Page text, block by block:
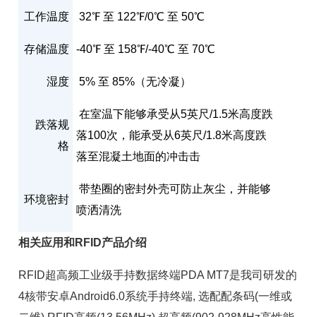
工作温度 32℉ 至 122℉/0℃ 至 50℃
存储温度 -40℉ 至 158℉/-40℃ 至 70℃
湿度 5% 至 85%（无冷凝）
跌落规
格
在室温下能够承受从5英尺/1.5米高度跌
落100次，能承受从6英尺/1.8米高度跌
落至混凝土地面的冲击击
环境密封
带垫圈的密封外壳可防止灰尘，并能够
喷洒清洗
相关应用和RFID产品介绍
RFID超高频工业级手持数据终端PDA MT7是我司研发的
4核带安卓Android6.0系统手持终端, 选配配条码(一维或